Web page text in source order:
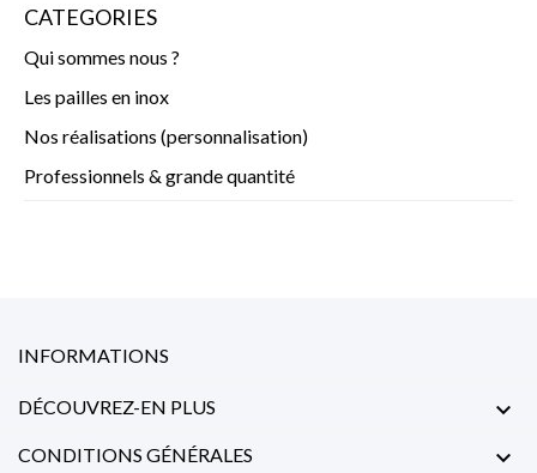
CATEGORIES
Qui sommes nous ?
Les pailles en inox
Nos réalisations (personnalisation)
Professionnels & grande quantité
INFORMATIONS
DÉCOUVREZ-EN PLUS 
CONDITIONS GÉNÉRALES 